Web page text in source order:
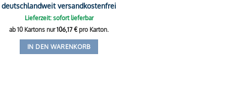
deutschlandweit versandkostenfrei
Lieferzeit: sofort lieferbar
ab 10 Kartons nur106,17€ pro Karton.
IN DEN WARENKORB